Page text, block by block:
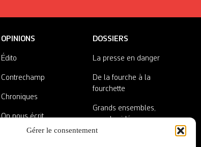
Gérer le consentement
OPINIONS
Édito
Contrechamp
Chroniques
On nous écrit
Nos invité·es
DOSSIERS
La presse en danger
De la fourche à la
fourchette
Grands ensembles,
grandes idées